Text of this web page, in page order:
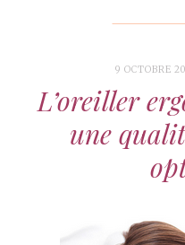
9 OCTOBRE
L’oreiller
une